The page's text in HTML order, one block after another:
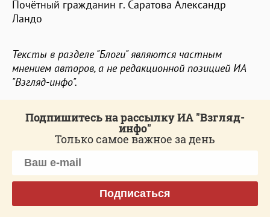
Почётный гражданин г. Саратова Александр
Ландо
Тексты в разделе "Блоги" являются частным
мнением авторов, а не редакционной позицией ИА
"Взгляд-инфо".
Подпишитесь на рассылку ИА "Взгляд-
инфо"
Только самое важное за день
Подписаться